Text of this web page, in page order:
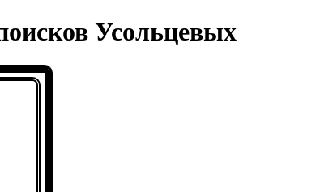
Усольцевых